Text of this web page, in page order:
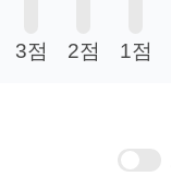
3점 2점 1점